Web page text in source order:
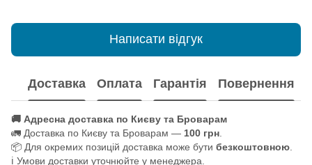
Написати відгук
Доставка Оплата Гарантія Повернення
🚚 Адресна доставка по Києву та Броварам
🚛 Доставка по Києву та Броварам — 100 грн
📦 Для окремих позицій доставка може бути безкоштовною
ℹ️ Умови доставки уточнюйте у менеджера.